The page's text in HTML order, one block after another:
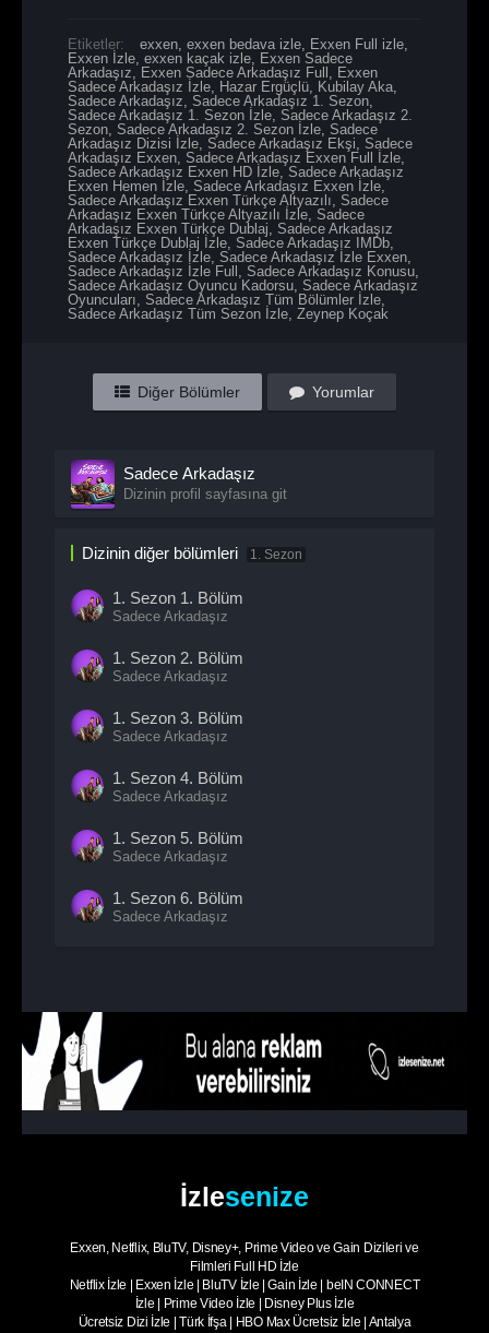
Etiketler: exxen exxen bedava izle Exxen Full izle
Exxen İzle exxen kaçak izle Exxen Sadece
Arkadaşız
Exxen Sadece Arkadaşız Full
Exxen
Sadece Arkadaşız İzle Hazar Ergüçlü Kubilay Aka
Sadece Arkadaşız
Sadece Arkadaşız 1. Sezon
Sadece Arkadaşız 1. Sezon İzle Sadece Arkadaşız 2.
Sezon Sadece Arkadaşız 2. Sezon İzle Sadece
Arkadaşız Dizisi İzle Sadece Arkadaşız Ekşi
Sadece
Arkadaşız Exxen Sadece Arkadaşız Exxen Full İzle
Sadece Arkadaşız Exxen HD İzle , Sadece Arkadaşız
Exxen Hemen İzle Sadece Arkadaşız Exxen İzle
Sadece Arkadaşız Exxen Türkçe Altyazılı
Sadece
Arkadaşız Exxen Türkçe Altyazılı İzle Sadece
Arkadaşız Exxen Türkçe Dublaj
Sadece Arkadaşız
Exxen Türkçe Dublaj İzle Sadece Arkadaşız IMDb
Sadece Arkadaşız İzle Sadece Arkadaşız İzle Exxen
Sadece Arkadaşız İzle Full
Sadece Arkadaşız Konusu
Sadece Arkadaşız Oyuncu Kadorsu Sadece Arkadaşız
Oyuncuları
Sadece Arkadaşız Tüm Bölümler İzle
Sadece Arkadaşız Tüm Sezon İzle Zeynep Koçak
Diğer Bölümler Yorumlar
Sadece Arkadaşız
Dizinin profil sayfasına git
Dizinin diğer bölümleri 1. Sezon
1. Sezon 1. Bölüm
Sadece Arkadaşız
1. Sezon 2. Bölüm
Sadece Arkadaşız
1. Sezon 3. Bölüm
Sadece Arkadaşız
1. Sezon 4. Bölüm
Sadece Arkadaşız
1. Sezon 5. Bölüm
Sadece Arkadaşız
1. Sezon 6. Bölüm
Sadece Arkadaşız
1. Sezon8. Bölüm
Sadece Arkadaşız
1. Sezon 9. Bölüm
Sadece Arkadaşız
1. Sezon10. Bölüm
11. Bölüm
1. Sezon 12. Bölüm
Sadece Arkadaşız
1. Sezon13. Bölüm
İzlesenize
Exxen, Netflix, BluTV, Disney+, Prime Video ve Gain Dizileri ve
Filmleri Full HD İzle
Netflix İzle | Exxen İzle | BluTV İzle |Gain İzle | beIN CONNECT
İzle | Prime Video İzle | Disney Plus İzle
Ücretsiz Dizi İzle |Türk İfşa | HBO Max Ücretsiz İzle | Antalya